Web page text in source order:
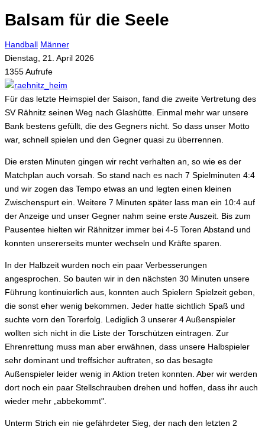
Balsam für die Seele
Handball Männer
Dienstag, 21. April 2026
1355 Aufrufe
Für das letzte Heimspiel der Saison, fand die zweite Vertretung des
SV Rähnitz seinen Weg nach Glashütte. Einmal mehr war unsere
Bank bestens gefüllt, die des Gegners nicht. So dass unser Motto
war, schnell spielen und den Gegner quasi zu überrennen.
Die ersten Minuten gingen wir recht verhalten an, so wie es der
Matchplan auch vorsah. So stand nach es nach 7 Spielminuten 4:4
und wir zogen das Tempo etwas an und legten einen kleinen
Zwischenspurt ein. Weitere 7 Minuten später lass man ein 10:4 auf
der Anzeige und unser Gegner nahm seine erste Auszeit. Bis zum
Pausentee hielten wir Rähnitzer immer bei 4-5 Toren Abstand und
konnten unsererseits munter wechseln und Kräfte sparen.
In der Halbzeit wurden noch ein paar Verbesserungen
angesprochen. So bauten wir in den nächsten 30 Minuten unsere
Führung kontinuierlich aus, konnten auch Spielern Spielzeit geben,
die sonst eher wenig bekommen. Jeder hatte sichtlich Spaß und
suchte vorn den Torerfolg. Lediglich 3 unserer 4 Außenspieler
wollten sich nicht in die Liste der Torschützen eintragen. Zur
Ehrenrettung muss man aber erwähnen, dass unsere Halbspieler
sehr dominant und treffsicher auftraten, so das besagte
Außenspieler leider wenig in Aktion treten konnten. Aber wir werden
dort noch ein paar Stellschrauben drehen und hoffen, dass ihr auch
wieder mehr „abbekommt".
Unterm Strich ein nie gefährdeter Sieg, der nach den letzten 2